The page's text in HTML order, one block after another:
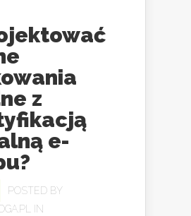
z
e-
POSTED BY
IN